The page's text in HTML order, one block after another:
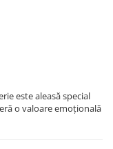
este aleasă special
o valoare emoțională